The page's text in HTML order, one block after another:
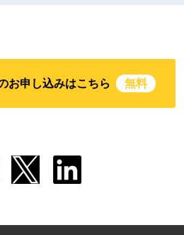
お申し込みはこちら 無料